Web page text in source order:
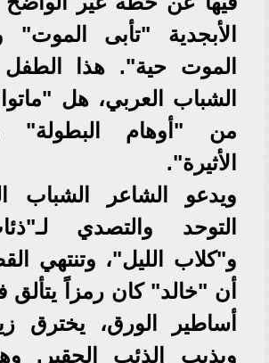
الأبجدية "تأبى
الموت حية". هذا
الشباب العربي، هل
من "أوهام البطولة"
الأثيرة".
ويدعو الشاعر الشباب
التوحد والتصدي
و"كلاب الليل"، وتنتهي
أن "خالد" كان رمزاً
أساطير الورق، يخترق
ويذيب الذئب الحقير.